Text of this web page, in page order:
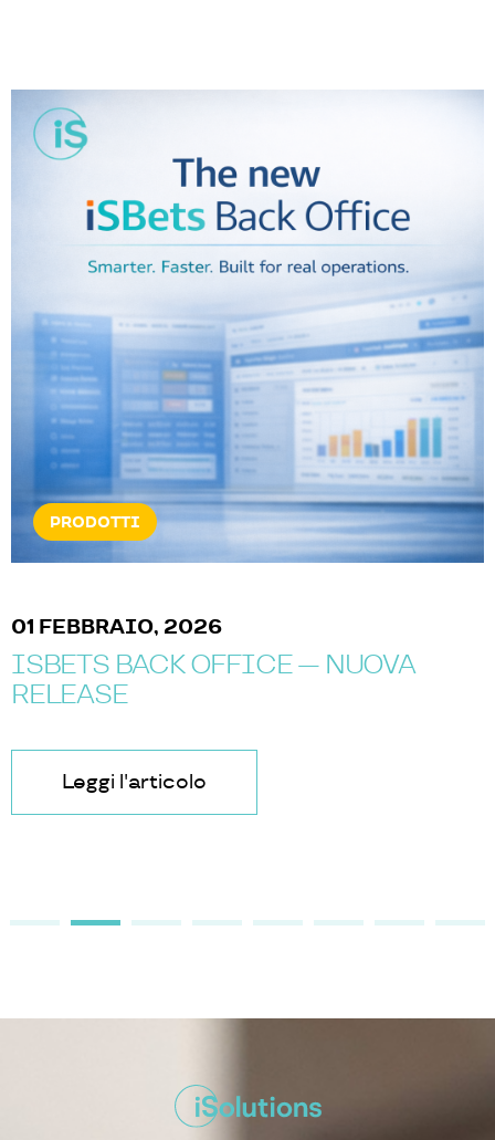
PRODOTTI
01 FEBBRAIO, 2026
ISBETS BACK OFFICE — NUOVA
RELEASE
Leggi l'articolo